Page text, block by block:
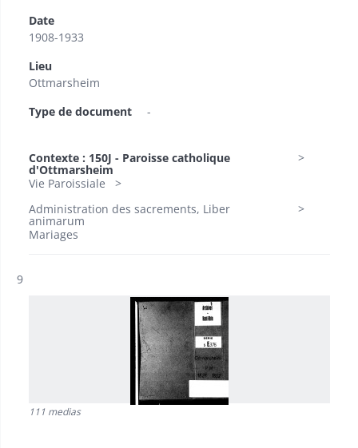
Date
1908-1933
Lieu
Ottmarsheim
Type de document
-
Contexte : 150J - Paroisse catholique
d'Ottmarsheim
Vie Paroissiale
Administration des sacrements, Liber
animarum
Mariages
Résultat n°
9
111 medias